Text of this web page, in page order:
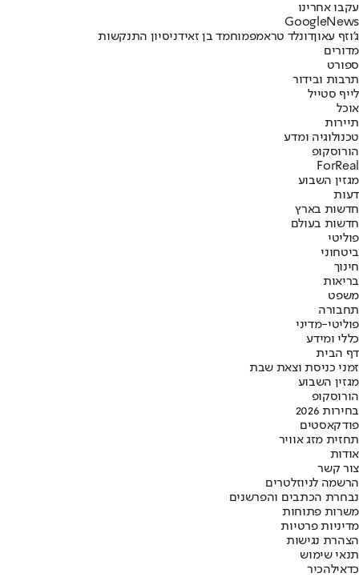
עקבו אחרינו
Googl eNews
ג'וזף עאוןדונלד טראמפמוחמד בן זאידניסיון התנקשות
מדורים
ספורט
תרבות ובידור
לייף סטייל
אוכל
תיירות
טכנולוגיה ומדע
הורוסקופ
ForReal
מגזין השבוע
דעות
חדשות בארץ
חדשות בעולם
פוליטי
ביטחוני
חינוך
בריאות
משפט
תחבורה
פוליטי-מדיני
כללי ומידע
דף הבית
זמני כניסת וצאת שבת
מגזין השבוע
הורוסקופ
בחירות 2026
פודקאסטים
תחזית מזג אוויר
אודות
צור קשר
הרשמה לניוזלטרים
נבחרת הכתבים והפרשנים
משרות פתוחות
מדיניות פרטיות
הצהרת נגישות
תנאי שימוש
כדאילהכיר